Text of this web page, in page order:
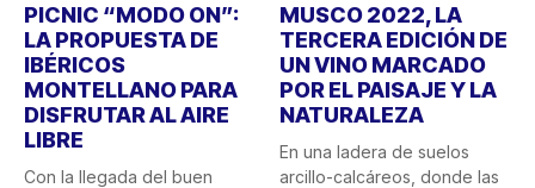
PICNIC “MODO ON”:
LA PROPUESTA DE
IBÉRICOS
MONTELLANO PARA
DISFRUTAR AL AIRE
LIBRE
Con la llegada del buen
MUSCO 2022, LA
TERCERA EDICIÓN DE
UN VINO MARCADO
POR EL PAISAJE Y LA
NATURALEZA
En una ladera de suelos
arcillo-calcáreos, donde las